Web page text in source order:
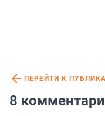
ПЕРЕЙТИ К
8